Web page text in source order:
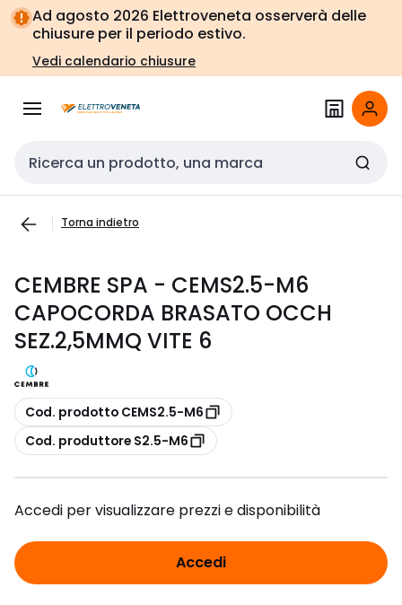
Vai alla
navigazione
Vai
alla
pagina
Ad agosto 2026 Elettroveneta osserverà delle
chiusure per il periodo estivo.
Vedi calendario chiusure
Cerca input
Torna indietro
CEMBRE SPA - CEMS2.5-M6
CAPOCORDA BRASATO OCCH
SEZ.2,5MMQ VITE 6
copia
Cod. prodotto CEMS2.5-M6
copia
Cod. produttore S2.5-M6
Accedi per visualizzare prezzi e disponibilità
Accedi